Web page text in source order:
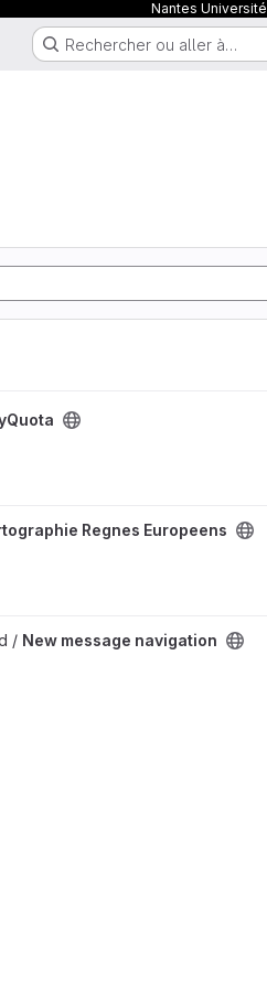
Nantes Université
Rechercher ou aller à…
EuropeensRegnes Europeens
/ New message navigation